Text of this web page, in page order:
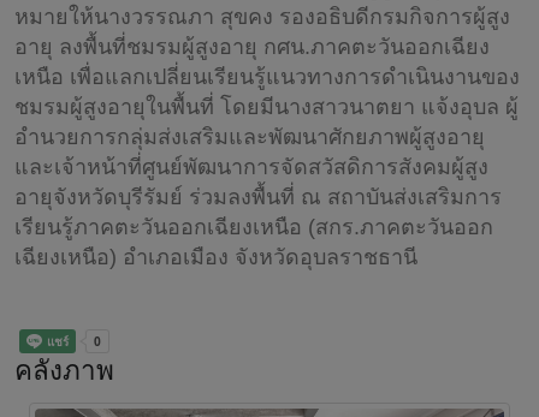
หมายให้นางวรรณภา สุขคง รองอธิบดีกรมกิจการผู้สูง
อายุ ลงพื้นที่ชมรมผู้สูงอายุ กศน.ภาคตะวันออกเฉียง
เหนือ เพื่อแลกเปลี่ยนเรียนรู้แนวทางการดำเนินงานของ
ชมรมผู้สูงอายุในพื้นที่ โดยมีนางสาวนาตยา แจ้งอุบล ผู้
อำนวยการกลุ่มส่งเสริมและพัฒนาศักยภาพผู้สูงอายุ
และเจ้าหน้าที่ศูนย์พัฒนาการจัดสวัสดิการสังคมผู้สูง
อายุจังหวัดบุรีรัมย์ ร่วมลงพื้นที่ ณ สถาบันส่งเสริมการ
เรียนรู้ภาคตะวันออกเฉียงเหนือ (สกร.ภาคตะวันออก
เฉียงเหนือ) อำเภอเมือง จังหวัดอุบลราชธานี
คลังภาพ